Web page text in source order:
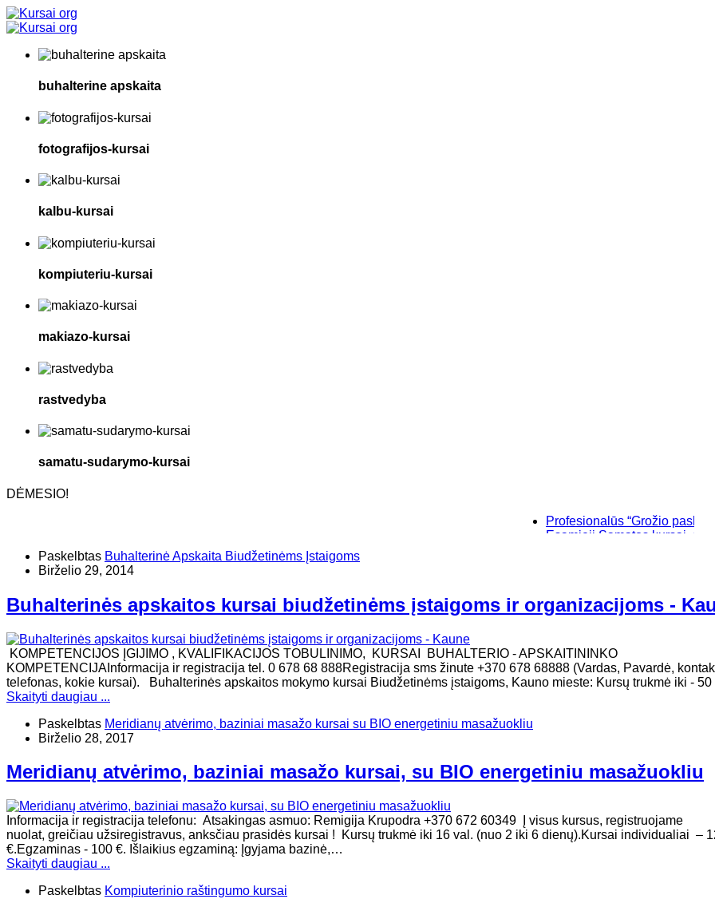
buhalterine apskaita
fotografijos-kursai
kalbu-kursai
kompiuteriu-kursai
makiazo-kursai
rastvedyba
samatu-sudarymo-kursai
DĖMESIO!
Profesionalūs “Grožio
Esamieji Sąmatos kursai, su
Paskelbtas Buhalterinė Apskaita Biudžetinėms Įstaigoms
Birželio 29, 2014
Buhalterinės apskaitos kursai biudžetinėms įstaigoms ir organizacijoms -
KOMPETENCIJOS ĮGIJIMO , KVALIFIKACIJOS TOBULINIMO, KURSAI BUHALTERIO - APSKAITININKO
KOMPETENCIJAInformacija ir registracija tel. 0 678 68 888Registracija sms žinute +370 678 68888 (Vardas, Pavardė,
telefonas, kokie kursai). Buhalterinės apskaitos mokymo kursai Biudžetinėms įstaigoms, Kauno mieste: Kursų trukmė iki -
Skaityti daugiau ...
Paskelbtas Meridianų atvėrimo, baziniai masažo kursai su BIO energetiniu masažuokliu
Birželio 28, 2017
Meridianų atvėrimo, baziniai masažo kursai, su BIO energetiniu masažuokliu
Informacija ir registracija telefonu: Atsakingas asmuo: Remigija Krupodra +370 672 60349 Į visus kursus, registruojame
nuolat, greičiau užsiregistravus, anksčiau prasidės kursai ! Kursų trukmė iki 16 val. (nuo 2 iki 6 dienų).Kursai individualiai –
€.Egzaminas - 100 €. Išlaikius egzaminą: Įgyjama bazinė,…
Skaityti daugiau ...
Paskelbtas Kompiuterinio raštingumo kursai